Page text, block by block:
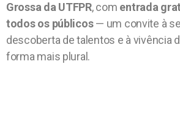
Grossa da UTFPR, com entrada
todos os públicos— um convite à
descoberta de talentos e à vivência
forma mais plural.